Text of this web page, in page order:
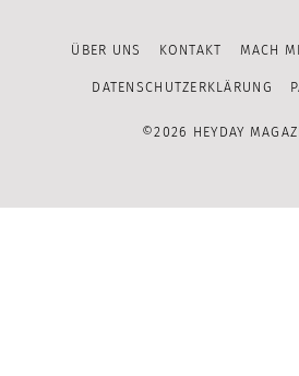
ÜBER UNS KONTAKT MACH
DATENSCHUTZERKLÄRUNG
©2026 HEYDAY